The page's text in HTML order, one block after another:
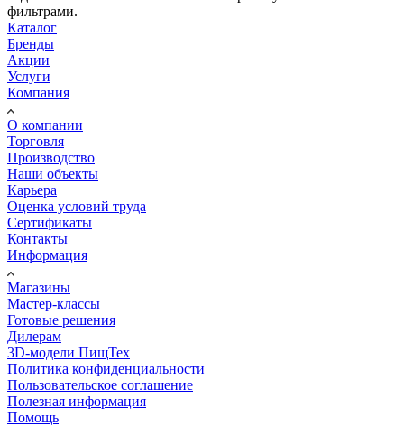
фильтрами.
Каталог
Бренды
Акции
Услуги
Компания
О компании
Торговля
Производство
Наши объекты
Карьера
Оценка условий труда
Сертификаты
Контакты
Информация
Магазины
Мастер-классы
Готовые решения
Дилерам
3D-модели ПищТех
Политика конфиденциальности
Пользовательское соглашение
Полезная информация
Помощь